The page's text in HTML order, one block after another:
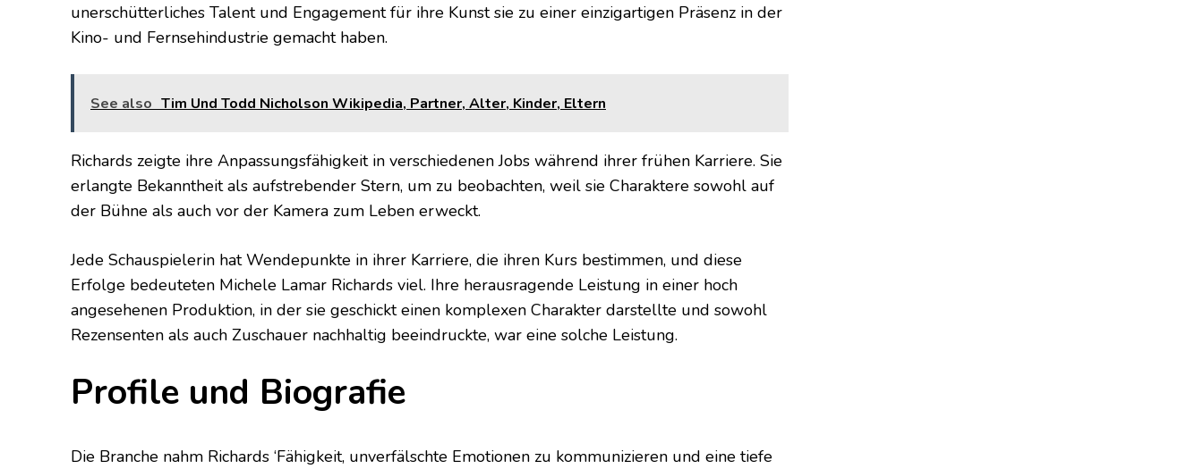
unerschütterliches Talent und Engagement für ihre Kunst sie zu einer einzigartigen Präsenz in der
Kino- und Fernsehindustrie gemacht haben.
See also Tim Und Todd Nicholson Wikipedia, Partner, Alter, Kinder, Eltern
Richards zeigte ihre Anpassungsfähigkeit in verschiedenen Jobs während ihrer frühen Karriere. Sie
erlangte Bekanntheit als aufstrebender Stern, um zu beobachten, weil sie Charaktere sowohl auf
der Bühne als auch vor der Kamera zum Leben erweckt.
Jede Schauspielerin hat Wendepunkte in ihrer Karriere, die ihren Kurs bestimmen, und diese
Erfolge bedeuteten Michele Lamar Richards viel. Ihre herausragende Leistung in einer hoch
angesehenen Produktion, in der sie geschickt einen komplexen Charakter darstellte und sowohl
Rezensenten als auch Zuschauer nachhaltig beeindruckte, war eine solche Leistung.
Profile und Biografie
Die Branche nahm Richards ‘Fähigkeit, unverfälschte Emotionen zu kommunizieren und eine tiefe